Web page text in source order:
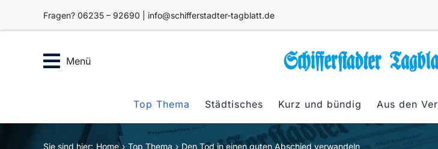
Fragen? 06235 – 92690 | info@schifferstadter-tagblatt.de
Menü
Top Thema Städtisches Kurz und bündig Aus den
Sie sind hier: Home Top Thema Den Tod in einen guten Abschied verwandeln